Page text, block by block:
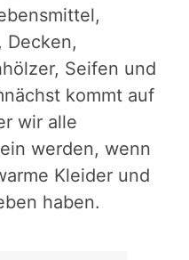
Decken,
Seifen und
kommt auf
wir alle
werden, wenn
Kleider und
haben.